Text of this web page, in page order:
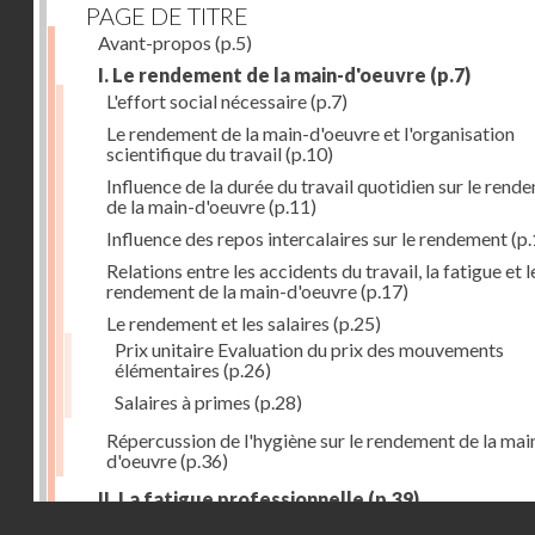
PAGE DE TITRE
Avant-propos (p.5)
I. Le rendement de la main-d'oeuvre (p.7)
L'effort social nécessaire(p.7)
Le rendement de la main-d'oeuvre et l'organisation
scientifique du travail(p.10)
Influence de la durée du travail quotidien sur le
de la main-d'oeuvre(p.11)
Influence des repos intercalaires sur le rendement
Relations entre les accidents du travail, la fatigue et
rendement de la main-d'oeuvre(p.17)
Le rendement et les salaires (p.25)
Prix unitaire Evaluation du prix des mouvements
élémentaires (p.26)
Salaires à primes (p.28)
Répercussion de l'hygiène sur le rendement de la
d'oeuvre(p.36)
II. La fatigue professionnelle(p.39)